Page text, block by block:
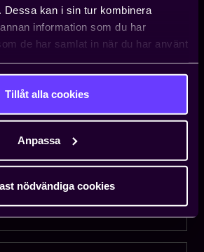
Dessa kan i sin tur kombinera
information som du har
de har samlat in när du har använt
Tillåt alla cookies
Anpassa
nödvändiga cookies
avseende arbetsrätt, avtalsfrågor
med mera.
782 08 80
Medlemsservice
frågor som uppgiftsändringar och
08-782 09 20
Kontakta oss